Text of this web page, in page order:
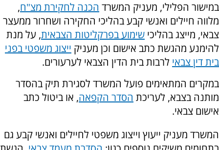
במישור הפלילי, מעניק המשרד הכנה לחקירת מצ"ח,
מלווה חיילים ואנשי קבע בהליכי החקירה ושחרור ממעצר
צבאי, מייצג בהליכי שימוע בפרקליטות הצבאית, על מנת
להימנע מהגשת כתב אישום וכן מעניק ייצוג משפטי בפני
בית דין צבאי לרבות בית הדין הצבאי לערעורים.
במקרים המתאימים פועל המשרד לסגירת תיק בהסדר
מותנה בצבא, לעריכת הסדר הקפאה, או ביטול כתב
אישום צבאי.
המשרד מעניק ייעוץ וייצוג משפטי לחיילים ואנשי קבע גם